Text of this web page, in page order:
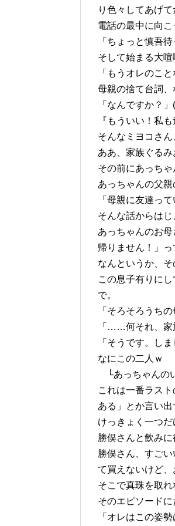
り色々してあげて
電話の最中に向こ
「ちょっと慎吾
そして始まる大喧
「もうオレのこ
母親の捨て台詞
「なんですか？
『もういい！私
そんなミヨコさ
ああ、家族ぐるみ
その前にあっちゃ
あっちゃんの父
「母親に友達っ
そんな話からはじ
あっちゃんのお
帰りません！」っ
なんというか、
この息子有りに
で。
「そろそろうち
「……何それ、家
「そうです。しま
なにこの二人ｗ
└あっちゃんの
これは一番ラス
ある」とか言い出
けっきょく一つだ
勝俣さんと飲みに
勝俣さん、すご
て買えないけど
そこで真珠を取
そのエピソード
「オレはこの姿